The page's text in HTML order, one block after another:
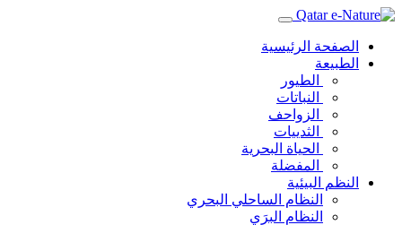
الصفحة الرئيسية
الطبيعة
الطيور
النباتات
الزواحف
الثدييات
الحياة البحرية
المفضلة
النظم البيئية
النظام الساحلي البحري
النظام البرَي